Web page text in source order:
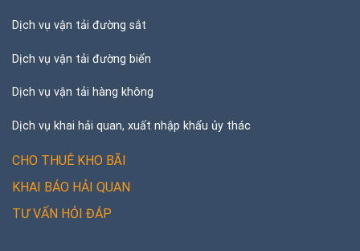
Dịch vụ vận tải đường sắt
Dịch vụ vận tải đường biển
Dịch vụ vận tải hàng không
Dịch vụ khai hải quan, xuất nhập khẩu ủy thác
CHO THUÊ KHO BÃI
KHAI BÁO HẢI QUAN
TƯ VẤN HỎI ĐÁP